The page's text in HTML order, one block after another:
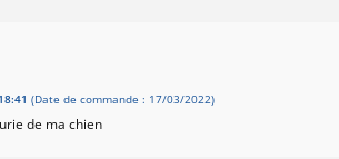
(Date de commande : 17/03/2022)
de ma chien